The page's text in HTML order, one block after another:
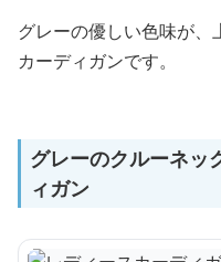
グレーの優しい色味が、
カーディガンです。
グレーのクルーネッ
ィガン